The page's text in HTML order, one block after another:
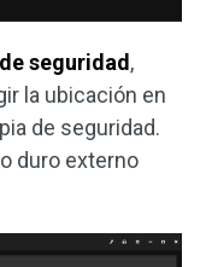
seguridad ,
la ubicación en
de seguridad.
duro externo